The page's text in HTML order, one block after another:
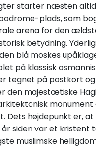
starter næsten
plads, som
arena for den
betydning.
blå moskes
på klassisk
tegnet på postkort og
den majestætiske
monument
Dets højdepunkt er,
siden var et kristent
muslimske